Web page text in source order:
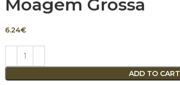
Moagem Grossa
6.24€
ADD TO CART